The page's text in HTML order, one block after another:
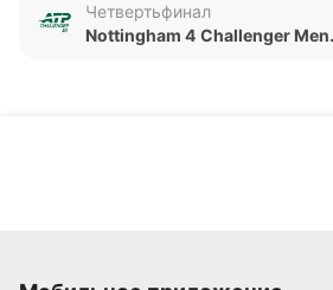
Обновлено:Четвертьфинал
Nottingham 4 Challenger